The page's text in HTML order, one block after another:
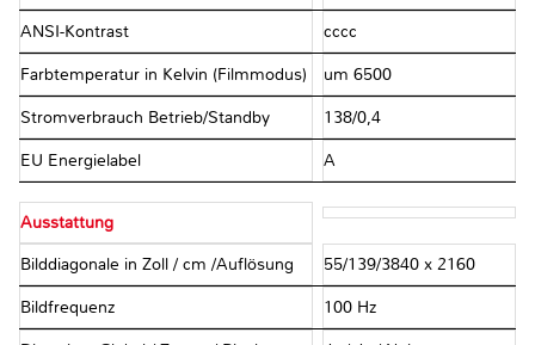
ANSI-Kontrast cccc
Farbtemperatur in Kelvin (Filmmodus) um 6500
Stromverbrauch Betrieb/Standby 138/0,4
EU Energielabel A
Ausstattung
Bilddiagonale in Zoll / cm /Auflösung 55/139/3840 x 2160
Bildfrequenz 100 Hz